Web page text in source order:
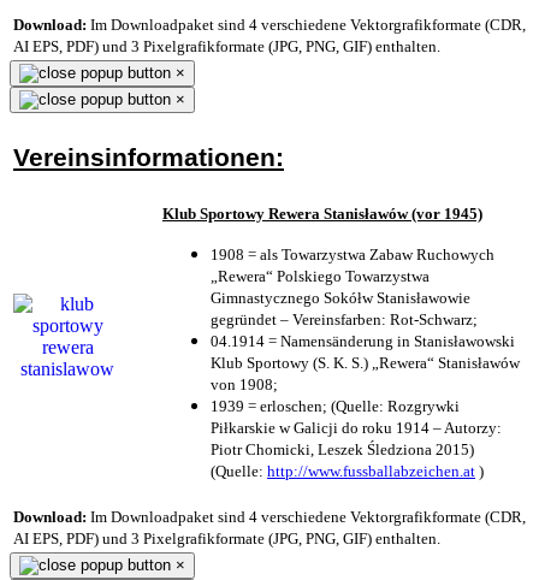
Download: Im Downloadpaket sind 4 verschiedene Vektorgrafikformate (CDR,
AI EPS, PDF) und 3 Pixelgrafikformate (JPG, PNG, GIF) enthalten.
×
×
Vereinsinformationen:
Klub Sportowy Rewera Stanisławów (vor 1945)
1908 = als Towarzystwa Zabaw Ruchowych
„Rewera“ Polskiego Towarzystwa
Gimnastycznego Sokółw Stanisławowie
gegründet – Vereinsfarben: Rot-Schwarz;
04.1914 = Namensänderung in Stanisławowski
Klub Sportowy (S. K. S.) „Rewera“ Stanisławów
von 1908;
1939 = erloschen; (Quelle: Rozgrywki
Piłkarskie w Galicji do roku 1914 – Autorzy:
Piotr Chomicki, Leszek Śledziona 2015)
(Quelle: http://www.fussballabzeichen.at )
Download: Im Downloadpaket sind 4 verschiedene Vektorgrafikformate (CDR,
AI EPS, PDF) und 3 Pixelgrafikformate (JPG, PNG, GIF) enthalten.
×